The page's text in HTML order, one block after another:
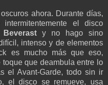
ahora. Durante días,
el disco
y no hago sino
intenso y de elementos
es mucho más que eso,
que deambula entre lo
el Avant-Garde, todo sin ir
el disco se remueve, usa